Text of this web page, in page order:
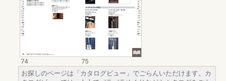
74
75
お探しのページは「カタログビュー」でごらんいただけます。カ